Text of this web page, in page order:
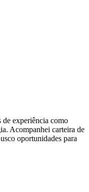
de experiência como
Acompanhei carteira de
oportunidades para